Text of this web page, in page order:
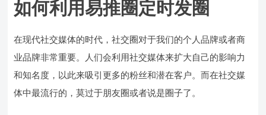
如何利用易推圈定时发圈
在现代社交媒体的时代，社交圈对于我们的个人品牌或者商
业品牌非常重要。人们会利用社交媒体来扩大自己的影响力
和知名度，以此来吸引更多的粉丝和潜在客户。而在社交媒
体中最流行的，莫过于朋友圈或者说是圈子了。